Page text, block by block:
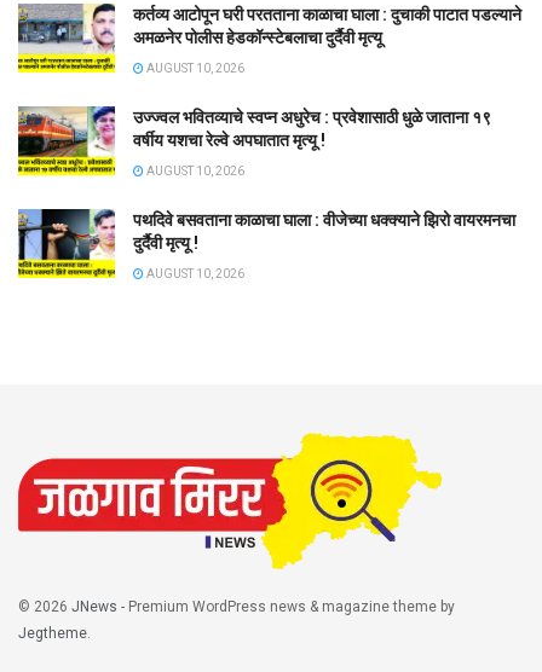
कर्तव्य आटोपून घरी परतताना काळाचा घाला : दुचाकी पाटात पडल्याने
अमळनेर पोलीस हेडकॉन्स्टेबलाचा दुर्दैवी मृत्यू
AUGUST 10, 2026
उज्ज्वल भवितव्याचे स्वप्न अधुरेच : प्रवेशासाठी धुळे जाताना १९
वर्षीय यशचा रेल्वे अपघातात मृत्यू !
AUGUST 10, 2026
पथदिवे बसवताना काळाचा घाला : वीजेच्या धक्क्याने झिरो वायरमनचा
दुर्दैवी मृत्यू !
AUGUST 10, 2026
© 2026 JNews - Premium WordPress news & magazine theme by
Jegtheme